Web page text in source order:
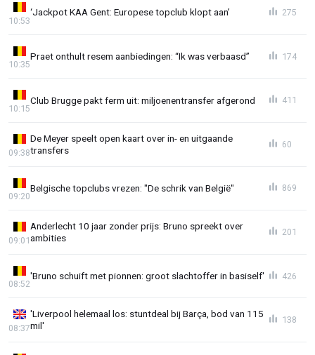
‘Jackpot KAA Gent: Europese topclub klopt aan’
10:53
275
Praet onthult resem aanbiedingen: “Ik was verbaasd”
10:35
174
Club Brugge pakt ferm uit: miljoenentransfer afgerond
10:15
411
De Meyer speelt open kaart over in- en uitgaande
transfers
09:38
60
Belgische topclubs vrezen: "De schrik van België"
09:20
869
Anderlecht 10 jaar zonder prijs: Bruno spreekt over
ambities
09:01
201
'Bruno schuift met pionnen: groot slachtoffer in basiself'
08:52
426
'Liverpool helemaal los: stuntdeal bij Barça, bod van 115
mil'
08:37
138